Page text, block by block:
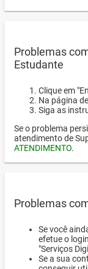
Problemas
Estudante
Clique em
Na página
Siga as
Se o problema
atendimento de
ATENDIMENTO.
Problemas
Se você
efetue o
"Serviços
Se a sua